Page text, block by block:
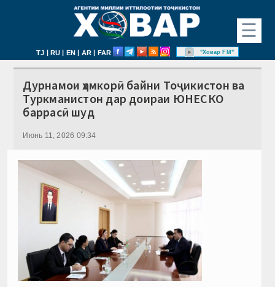
☰
TJ | RU | EN | AR | FAR "Ховар FM"
Дурнамои ҳамкорӣ байни Тоҷикистон ва
Туркманистон дар доираи ЮНЕСКО
баррасӣ шуд
Июнь 11, 2026 09:34